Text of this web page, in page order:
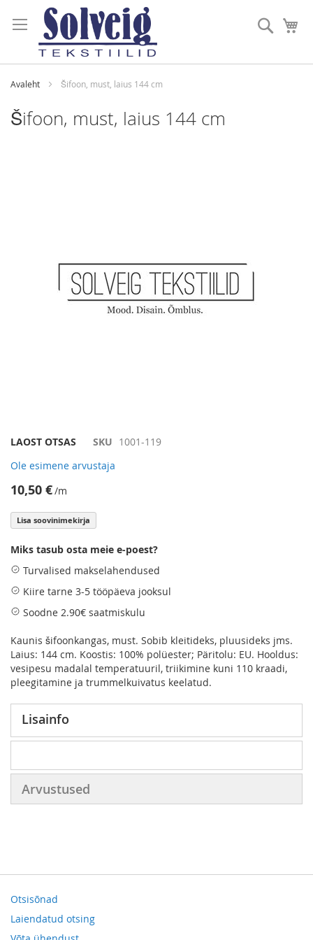
to
Content
Otsi
Avaleht Šifoon, must, laius 144 cm
Šifoon, must, laius 144 cm
Skip
the
beginning
of
the
images
LAOST OTSAS SKU 1001-119
Ole esimene arvustaja
10,50 €/m
Lisa soovinimekirja
Miks tasub osta meie e-poest?
Turvalised makselahendused
Kiire tarne 3-5 tööpäeva jooksul
Soodne 2.90€ saatmiskulu
Kaunis šifoonkangas, must. Sobib kleitideks, pluusideks jms.
Laius: 144 cm. Koostis: 100% polüester; Päritolu: EU. Hooldus:
vesipesu madalal temperatuuril, triikimine kuni 110 kraadi,
pleegitamine ja trummelkuivatus keelatud.
Lisainfo
Arvustused
Otsisõnad
Laiendatud otsing